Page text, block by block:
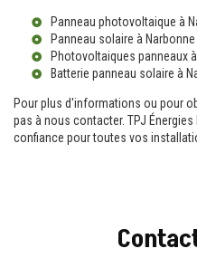
Panneau photovoltaique à
Panneau solaire à Narbonne
Photovoltaiques panneaux
Batterie panneau solaire à
Pour plus d'informations ou pour
pas à nous contacter. TPJ
confiance pour toutes vos